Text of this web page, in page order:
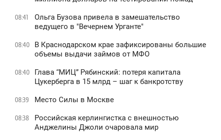
08:41
Ольга Бузова привела в замешательство
ведущего в "Вечернем Урганте"
08:40
В Краснодарском крае зафиксированы большие
объемы выдачи займов от МФО
08:40
Глава “МИЦ” Рябинский: потеря капитала
Цукерберга в 15 млрд – шаг к банкротству
08:39 Место Силы в Москве
08:38
Российская керлингистка с внешностью
Анджелины Джоли очаровала мир